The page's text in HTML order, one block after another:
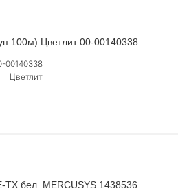
Цветлит 00-00140338
00140338
Цветлит
TX бел. MERCUSYS 1438536